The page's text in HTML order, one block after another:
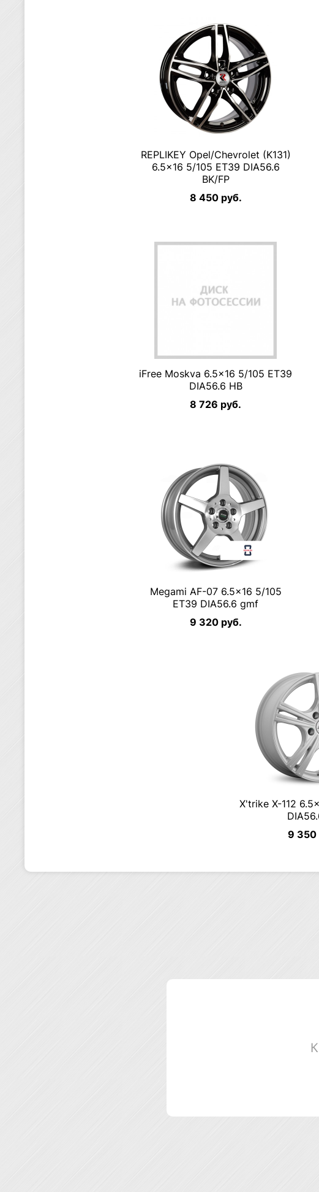
RЕPLIKEY Opel/Chevrolet (K131)
6.5×16 5/105 ET39 DIA56.6
BK/FP
8 450 руб.
iFree Moskva 6.5×16 5/105 ET39
DIA56.6 HB
8 726 руб.
Megami AF-07 6.5×16 5/105
ET39 DIA56.6 gmf
9 320 руб.
X'trike X-112
9 350